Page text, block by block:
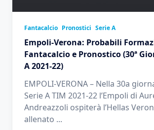
Fantacalcio Pronostici Serie A
Empoli-Verona: Probabili
Fantacalcio e Pronostico (30ª
A 2021-22)
EMPOLI-VERONA – Nella 30a
Serie A TIM 2021-22 l’Empoli di
Andreazzoli ospiterà l’Hellas
allenato ...